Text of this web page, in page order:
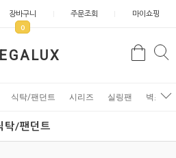
장바구니
0
주문조회 마이쇼핑
검
식탁/팬던트 시리즈 실링팬 벽조명
탁/팬던트